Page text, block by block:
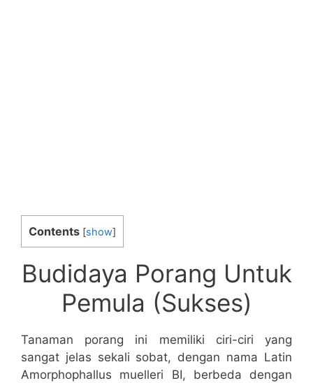
Contents [show]
Budidaya Porang Untuk
Pemula (Sukses)
Tanaman porang ini memiliki ciri-ciri yang
sangat jelas sekali sobat, dengan nama Latin
Amorphophallus muelleri BI, berbeda dengan